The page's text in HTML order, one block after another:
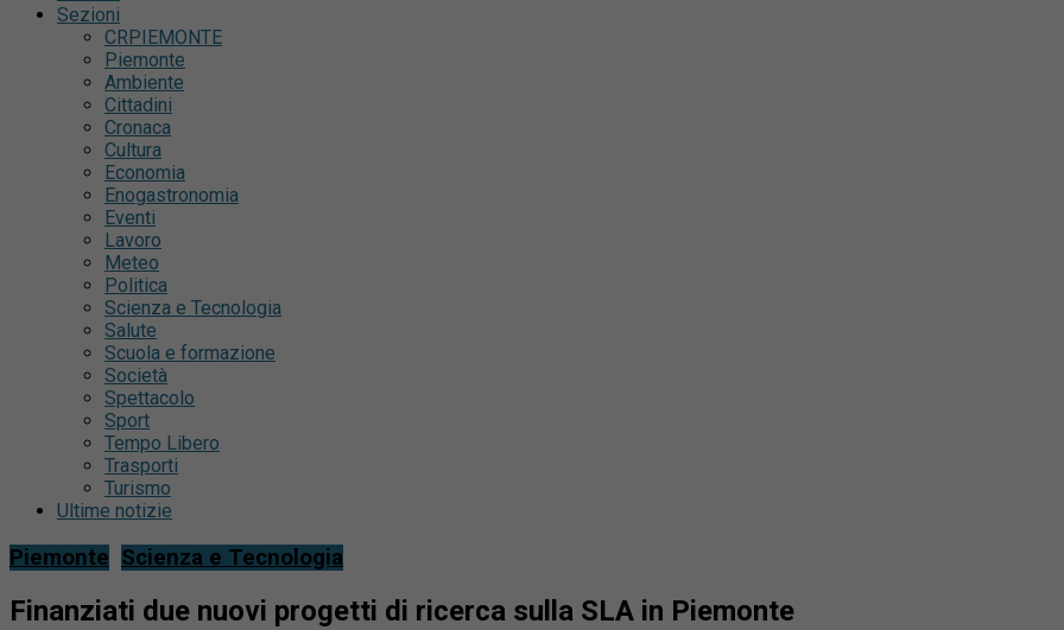
Sezioni
CRPIEMONTE
Piemonte
Ambiente
Cittadini
Cronaca
Cultura
Economia
Enogastronomia
Eventi
Lavoro
Meteo
Politica
Scienza e Tecnologia
Salute
Scuola e formazione
Società
Spettacolo
Sport
Tempo Libero
Trasporti
Turismo
Ultime notizie
Piemonte Scienza e Tecnologia
Finanziati due nuovi progetti di ricerca sulla SLA in Piemonte